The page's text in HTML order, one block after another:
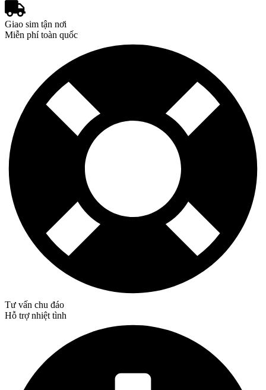
Giao sim tận nơi
Miễn phí toàn quốc
Tư vấn chu đáo
Hỗ trợ nhiệt tình